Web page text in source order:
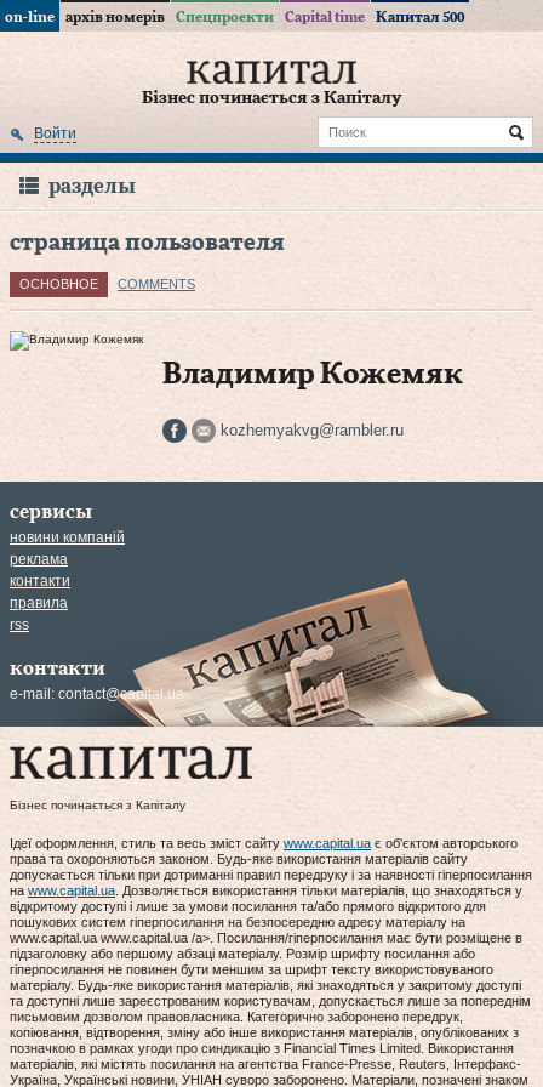
on-line архів номерів Спецпроекти Capital time Капитал 500
Бізнес починається з Капіталу
Войти
разделы
страница пользователя
ОСНОВНОЕ COMMENTS
Владимир Кожемяк
kozhemyakvg@rambler.ru
сервисы
новини компаній
реклама
контакти
правила
rss
контакти
e-mail: contact@capital.ua
Бізнес починається з Капіталу
Ідеї оформлення, стиль та весь зміст сайту www.capital.ua є об'єктом авторського
права та охороняються законом. Будь-яке використання матеріалів сайту
допускається тільки при дотриманні правил передруку і за наявності гіперпосилання
на www.capital.ua . Дозволяється використання тільки матеріалів, що знаходяться у
відкритому доступі і лише за умови посилання та/або прямого відкритого для
пошукових систем гіперпосилання на безпосередню адресу матеріалу на
www.capital.ua www.capital.ua /a>. Посилання/гіперпосилання має бути розміщене в
підзаголовку або першому абзаці матеріалу. Розмір шрифту посилання або
гіперпосилання не повинен бути меншим за шрифт тексту використовуваного
матеріалу. Будь-яке використання матеріалів, які знаходяться у закритому доступі
та доступні лише зареєстрованим користувачам, допускається лише за попереднім
письмовим дозволом правовласника. Категорично заборонено передрук,
копіювання, відтворення, зміну або інше використання матеріалів, опублікованих з
позначкою в рамках угоди про синдикацію з Financial Times Limited. Використання
матеріалів, які містять посилання на агентства France-Presse, Reuters, Інтерфакс-
Україна, Українські новини, УНІАН суворо заборонено. Матеріали, позначені знаком